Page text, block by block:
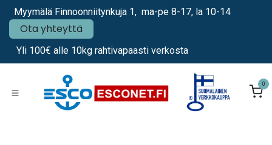
Siirry sisältöön
Myymälä Finnoonniitynkuja 1, ma-pe 8-17, la 10-14
Ota yhteyttä
Yli 100€ alle 10kg rahtivapaasti verkosta
0